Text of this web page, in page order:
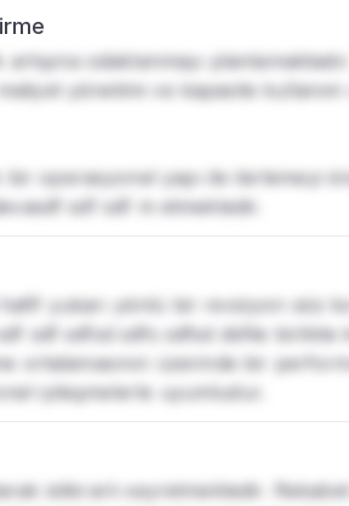
odaklanmayı
yönetimi ve kapasite kullanım
operasyonel yapı ile ilerlemeyi
sdf sdf m etmektedir.
yukarı yönlü bir revizyon söz
sdf sdfsd sdfs sdfsd dsfile birlikte
ortalamasının üzerinde bir
iyileşmelerle uyumludur.
istikrarlı seyretmektedir.